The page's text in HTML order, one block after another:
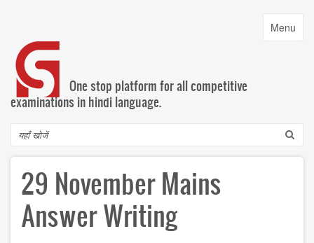
content
Toggle
Menu
One stop platform for all competitive
examinations in hindi language.
Search
29 November Mains
Answer Writing